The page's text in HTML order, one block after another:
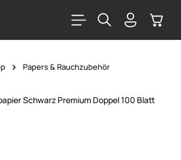
Papers & Rauchzubehör